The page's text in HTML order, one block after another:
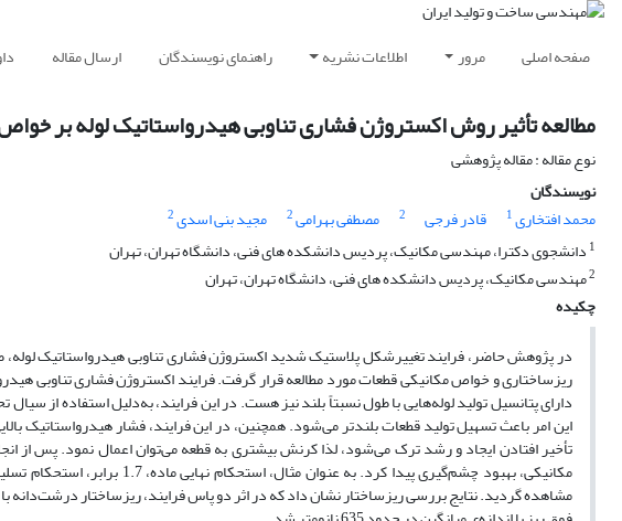
صفحه اصلی مرور اطلاعات نشریه راهنمای نویسندگان ارسال مقاله
مطالعه تأثیر روش اکستروژن فشاری تناوبی هیدرواستاتیک لوله بر خواص
نوع مقاله : مقاله پژوهشی
نویسندگان
محمد افتخاری1 قادر فرجی 2 مصطفی بهرامی2 مجید بنی اسدی2
1 دانشجوی دکترا، مهندسی مکانیک، پردیس دانشکده های فنی، دانشگاه تهران، تهران
2مهندسی مکانیک، پردیس دانشکده های فنی، دانشگاه تهران، تهران
چکیده
ریزساختاری و خواص مکانیکی قطعات مورد مطالعه قرار گرفت. فرایند اکستروژن فشاری تناوبی
دارای پتانسیل تولید لوله‌هایی با طول نسبتاً بلند نیز هست. در این فرایند، به‌دلیل استفاده از
این امر باعث تسهیل تولید قطعات بلندتر می‌شود. همچنین، در این فرایند، فشار هیدرواستاتیک
تأخیر افتادن ایجاد و رشد ترک می‌شود، لذا کرنش بیشتری به قطعه می‌توان اعمال نمود. پس